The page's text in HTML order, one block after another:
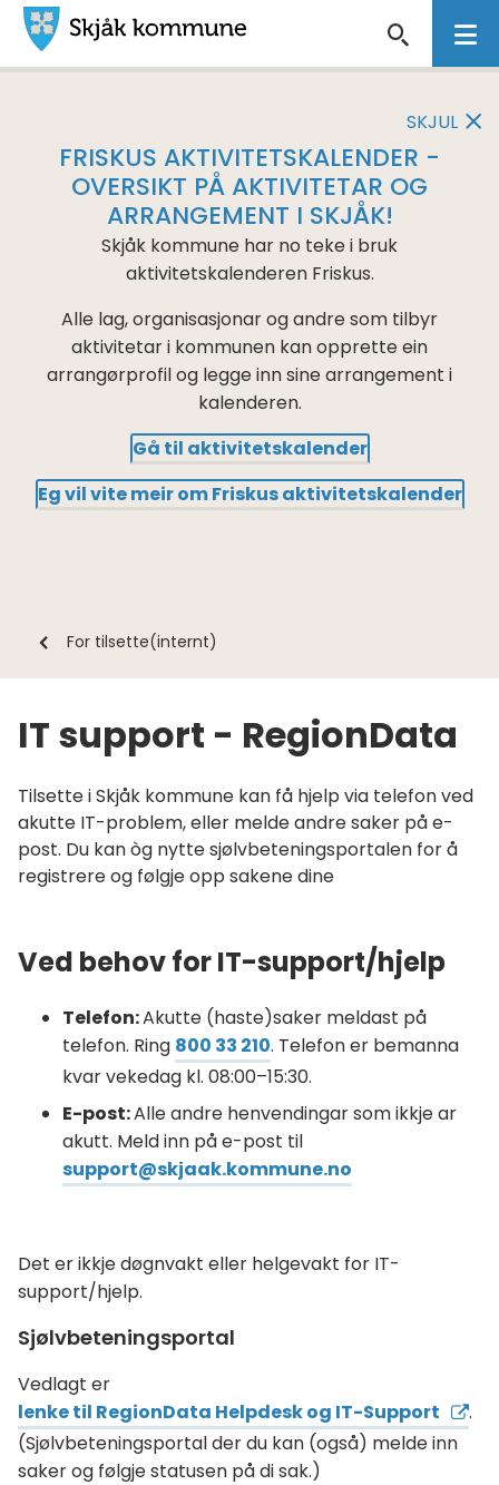
Skjåk
FRISKUS AKTIVITETSKALENDER -
OVERSIKT PÅ AKTIVITETAR OG
ARRANGEMENT I SKJÅK!
Skjåk kommune har no teke i bruk
aktivitetskalenderen Friskus.
Alle lag, organisasjonar og andre som tilbyr
aktivitetar i kommunen kan opprette ein
arrangørprofil og legge inn sine arrangement i
kalenderen.
Gå til aktivitetskalender
Eg vil vite meir om Friskus aktivitetskalender
SKJUL
Du
For tilsette(internt)
IT support - RegionData
Tilsette i Skjåk kommune kan få hjelp via telefon ved
akutte IT-problem, eller melde andre saker på e-
post. Du kan òg nytte sjølvbeteningsportalen for å
registrere og følgje opp sakene dine
Ved behov for IT-support/hjelp
Telefon:Akutte (haste)saker meldast på
telefon. Ring 800 33 210. Telefon er bemanna
kvar vekedag kl. 08:00–15:30.
E-post:Alle andre henvendingar som ikkje ar
akutt. Meld inn på e-post til
support@skjaak.kommune.no
Det er ikkje døgnvakt eller helgevakt for IT-
support/hjelp.
Sjølvbeteningsportal
Vedlagt er
lenke til RegionData Helpdesk og IT-Support
.
(Sjølvbeteningsportal der du kan (også) melde inn
saker og følgje statusen på di sak.)